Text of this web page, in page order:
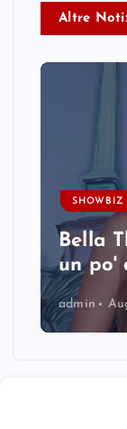
Altre
SHOWBIZ
Bella
un po'
admin